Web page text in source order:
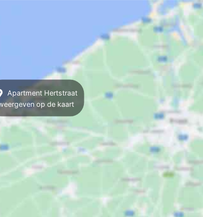
Apartment Hertstraat
op de kaart